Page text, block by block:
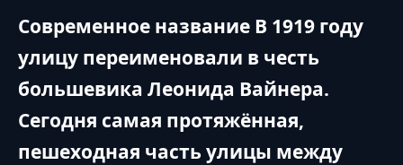
Современное название В 1919 году
улицу переименовали в честь
большевика Леонида Вайнера.
Сегодня самая протяжённая,
пешеходная часть улицы между